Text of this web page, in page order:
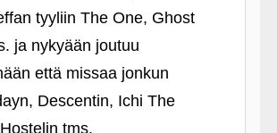
tyyliin The One, Ghost
ja nykyään joutuu
että missaa jonkun
Descentin, Ichi The
tms.